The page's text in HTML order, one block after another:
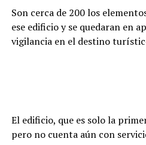
Son cerca de 200 los
ese edificio y se quedaran en
vigilancia en el destino
El edificio, que es solo la
pero no cuenta aún con